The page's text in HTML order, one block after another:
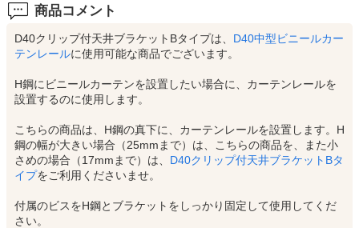
商品コメント
D40クリップ付天井ブラケットBタイプは、 D40中型ビニールカー
テンレールに使用可能な商品でございます。
H鋼にビニールカーテンを設置したい場合に、カーテンレールを
設置するのに使用します。
こちらの商品は、H鋼の真下に、カーテンレールを設置します。H
鋼の幅が大きい場合（25mmまで）は、こちらの商品を、また小
さめの場合（17mmまで）は、 D40クリップ付天井ブラケットBタ
イプをご利用くださいませ。
付属のビスをH鋼とブラケットをしっかり固定して使用してくだ
さい。